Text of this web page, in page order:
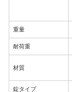
重量
耐荷重
材質
錠タイプ